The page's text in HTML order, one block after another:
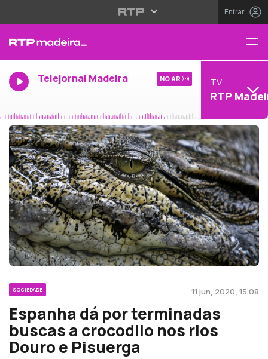
Entrar
Telejornal Madeira NO AR TV
RTP
SOCIEDADE 11 jun, 2020, 15:08
Espanha dá por terminadas
buscas a crocodilo nos rios
Douro e Pisuerga